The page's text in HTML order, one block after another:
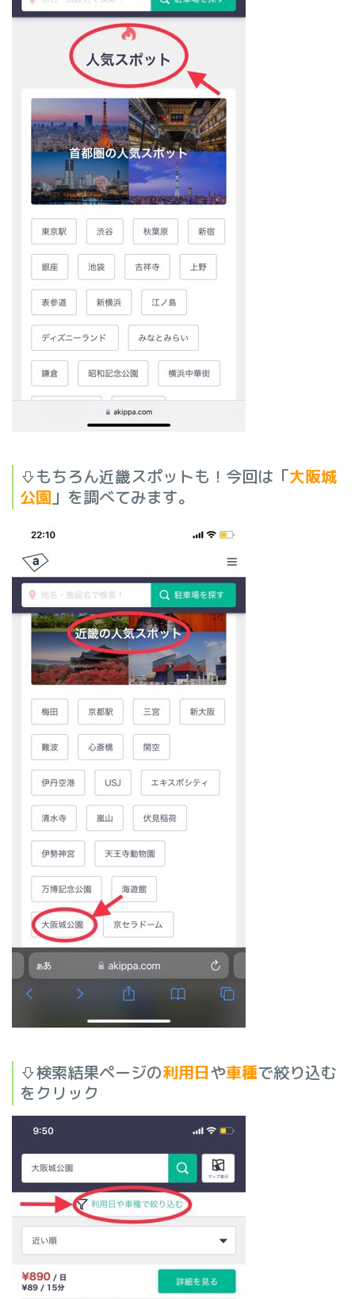
⇩もちろん近畿スポットも！今回は「大阪城
公園 」を調べてみます。
⇩検索結果ページの利用日や車種で絞り込む
をクリック